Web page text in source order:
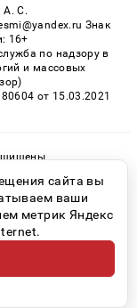
А. С.
Знак
16+
по надзору в
и массовых
от 15.03.2021
16+
сайта вы
ваши
метрик Яндекс